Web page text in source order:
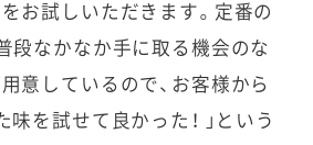
お試しいただきます。定番の
段なかなか手に取る機会のな
意しているので、お客様から
味を試せて良かった！ 」という